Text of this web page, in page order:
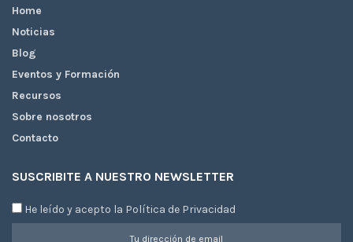
Home
Noticias
Blog
Eventos y Formación
Recursos
Sobre nosotros
Contacto
SUSCRIBITE A NUESTRO NEWSLETTER
He leído y acepto la Política de Privacidad